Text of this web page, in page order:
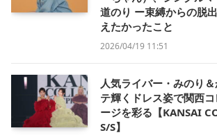
道のり ー束縛からの脱
えたかったこと
2026/04/19 11:51
人気ライバー・みのり
テ輝くドレス姿で関西
ージを彩る【KANSAI
S/S】